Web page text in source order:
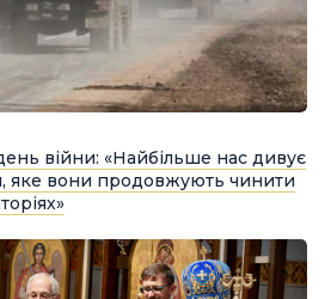
війни: «Найбільше нас дивує
яке вони продовжують чинити